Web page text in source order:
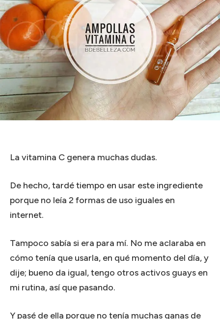
La vitamina C genera muchas dudas.
De hecho, tardé tiempo en usar este ingrediente
porque no leía 2 formas de uso iguales en
internet.
Tampoco sabía si era para mí. No me aclaraba en
cómo tenía que usarla, en qué momento del día, y
dije; bueno da igual, tengo otros activos guays en
mi rutina, así que pasando.
Y pasé de ella porque no tenía muchas ganas de